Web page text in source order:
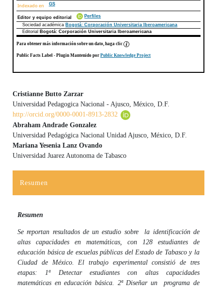
Indexado en GS
Editor y equipo editorial
Perfiles
Sociedad académica Bogotá: Corporación Universitaria Iberoamericana
Editorial
Bogotá: Corporación Universitaria Iberoamericana
Para obtener más información sobre un dato, haga clic
Public Facts Label - Plugin Mantenido porPublic Knowledge Project
Contenido principal del artículo
Cristianne Butto Zarzar
Universidad Pedagogica Nacional - Ajusco, México, D.F.
http://orcid.org/0000-0001-8913-2832
Abraham Andrade Gonzalez
Universidad Pedagógica Nacional Unidad Ajusco, México, D.F.
Mariana Yesenia Lanz Ovando
Universidad Juarez Autonoma de Tabasco
Resumen
Resumen
Se reportan resultados de un estudio sobre la identificación de
altas capacidades en matemáticas, con 128 estudiantes de
educación básica de escuelas públicas del Estado de Tabasco y la
Ciudad de México. El trabajo experimental consistió de tres
etapas: 1ª Detectar estudiantes con altas capacidades
matemáticas en educación básica. 2ª Diseñar un programa de